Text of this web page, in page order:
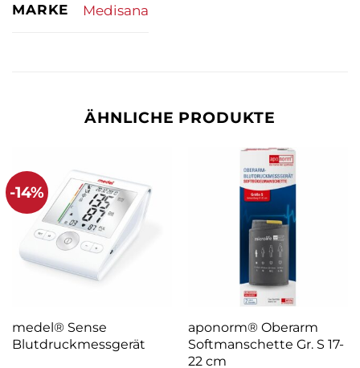
MARKE Medisana
ÄHNLICHE PRODUKTE
-14%
medel® Sense
Blutdruckmessgerät
aponorm® Oberarm
Softmanschette Gr. S 17-
22 cm